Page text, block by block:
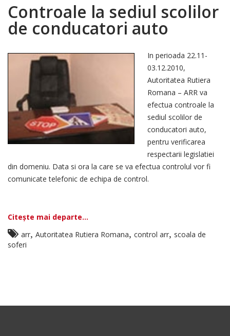
Controale la sediul scolilor
de conducatori auto
In perioada 22.11-
03.12.2010,
Autoritatea Rutiera
Romana – ARR va
efectua controale la
sediul scolilor de
conducatori auto,
pentru verificarea
respectarii legislatiei
din domeniu. Data si ora la care se va efectua controlul vor fi
comunicate telefonic de echipa de control.
Citește mai departe...
arr, Autoritatea Rutiera Romana, control arr, scoala de
soferi